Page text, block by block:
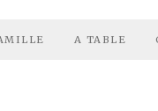
A TABLE